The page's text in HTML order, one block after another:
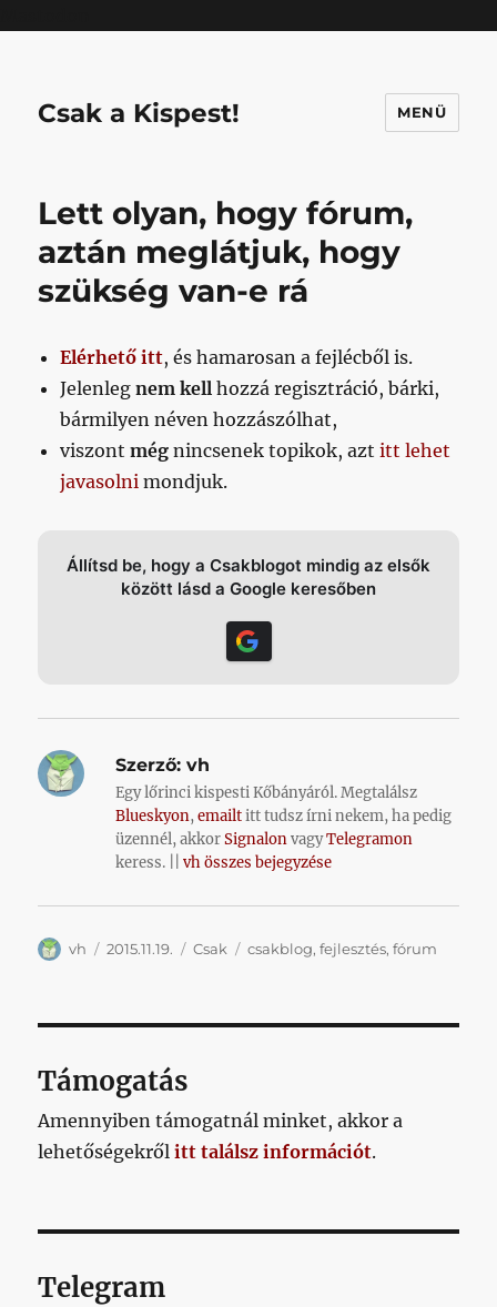
Csak a Kispest! MENÜ
Lett olyan, hogy fórum,
aztán meglátjuk, hogy
szükség van-e rá
Elérhető itt, és hamarosan a fejlécből is.
Jelenlegnem kell hozzá regisztráció, bárki,
bármilyen néven hozzászólhat,
viszontmég nincsenek topikok, aztitt lehet
javasolni mondjuk.
Állítsd be, hogy a Csakblogot mindig az elsők
között lásd a Google keresőben
Szerző: vh
Egy lőrinci kispesti Kőbányáról. Megtalálsz
Blueskyon,emailtitt tudsz írni nekem, ha pedig
üzennél, akkorSignalonvagyTelegramon
keress. ||vh összes bejegyzése
Szerző
vh Közzétéve
2015.11.19. Kategória
Csak Címke
csakblog,fejlesztés,fórum
Támogatás
Amennyiben támogatnál minket, akkor a
lehetőségekrőlitt találsz információt.
Telegram